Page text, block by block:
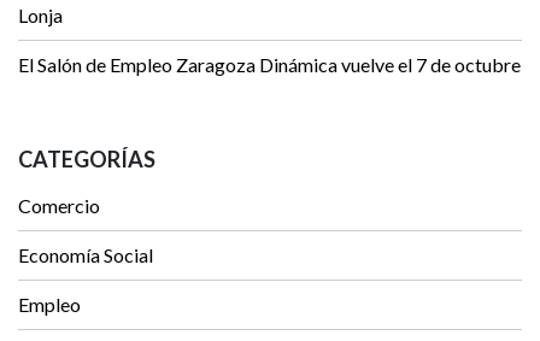
Lonja
El Salón de Empleo Zaragoza Dinámica vuelve el 7 de octubre
CATEGORÍAS
Comercio
Economía Social
Empleo